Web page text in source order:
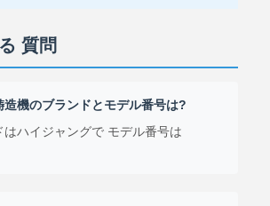
質問
造機のブランドとモデル番号は?
はハイジャングで モデル番号は